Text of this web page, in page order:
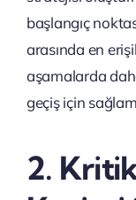
başlangıç
arasında en
aşamalarda
geçiş için
2.